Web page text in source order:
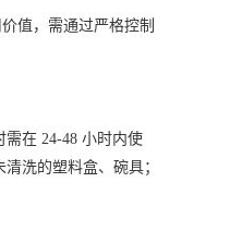
值，需通过严格控制
在 24-48 小时内使
洗的塑料盒、碗具；